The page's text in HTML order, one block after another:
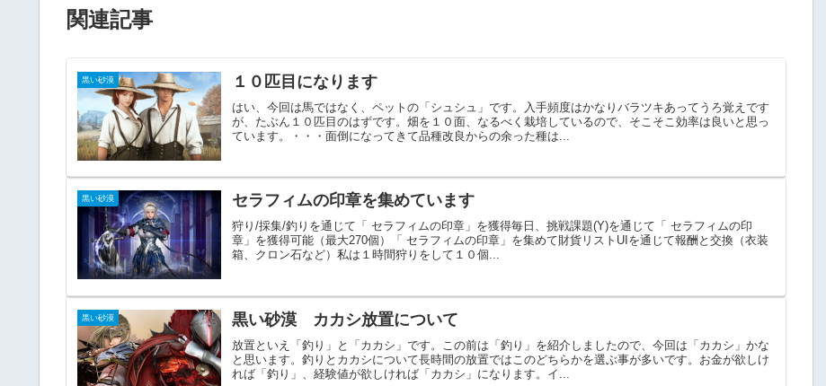
関連記事
黒い砂漠 １０匹目になります
はい、今回は馬ではなく、ペットの「シュシュ」です。入手頻度はかなりバラツキあってうろ覚えです
が、たぶん１０匹目のはずです。畑を１０面、なるべく栽培しているので、そこそこ効率は良いと思っ
ています。・・・面倒になってきて品種改良からの余った種は...
黒い砂漠 セラフィムの印章を集めています
狩り/採集/釣りを通じて「 セラフィムの印章」を獲得毎日、挑戦課題(Y)を通じて「 セラフィムの印
章」を獲得可能（最大270個）「 セラフィムの印章」を集めて財貨リストUIを通じて報酬と交換（衣装
箱、クロン石など）私は１時間狩りをして１０個...
黒い砂漠 黒い砂漠 カカシ放置について
放置といえ「釣り」と「カカシ」です。この前は「釣り」を紹介しましたので、今回は「カカシ」かな
と思います。釣りとカカシについて長時間の放置ではこのどちらかを選ぶ事が多いです。お金が欲しけ
れば「釣り」、経験値が欲しければ「カカシ」になります。イ...